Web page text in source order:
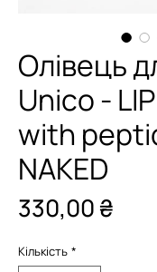
Олівець
Unico -
with
NAKED
330,00 ₴
Кількість *